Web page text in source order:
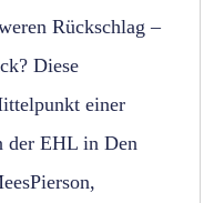
Rückschlag –
Diese
einer
der EHL in Den